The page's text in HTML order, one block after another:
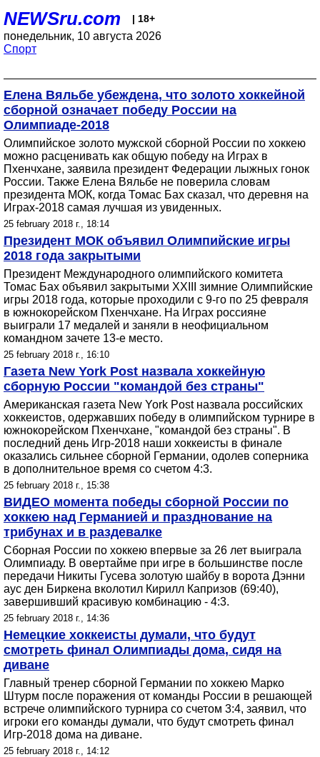
NEWSru.com | 18+
понедельник, 10 августа 2026
Спорт
Елена Вяльбе убеждена, что золото хоккейной
сборной означает победу России на
Олимпиаде-2018
Олимпийское золото мужской сборной России по хоккею
можно расценивать как общую победу на Играх в
Пхенчхане, заявила президент Федерации лыжных гонок
России. Также Елена Вяльбе не поверила словам
президента МОК, когда Томас Бах сказал, что деревня на
Играх-2018 самая лучшая из увиденных.
25 february 2018 г., 18:14
Президент МОК объявил Олимпийские игры
2018 года закрытыми
Президент Международного олимпийского комитета
Томас Бах объявил закрытыми XXIII зимние Олимпийские
игры 2018 года, которые проходили с 9-го по 25 февраля
в южнокорейском Пхенчхане. На Играх россияне
выиграли 17 медалей и заняли в неофициальном
командном зачете 13-е место.
25 february 2018 г., 16:10
Газета New York Post назвала хоккейную
сборную России "командой без страны"
Американская газета New York Post назвала российских
хоккеистов, одержавших победу в олимпийском турнире в
южнокорейском Пхенчхане, "командой без страны". В
последний день Игр-2018 наши хоккеисты в финале
оказались сильнее сборной Германии, одолев соперника
в дополнительное время со счетом 4:3.
25 february 2018 г., 15:38
ВИДЕО момента победы сборной России по
хоккею над Германией и празднование на
трибунах и в раздевалке
Сборная России по хоккею впервые за 26 лет выиграла
Олимпиаду. В овертайме при игре в большинстве после
передачи Никиты Гусева золотую шайбу в ворота Дэнни
аус ден Биркена вколотил Кирилл Капризов (69:40),
завершивший красивую комбинацию - 4:3.
25 february 2018 г., 14:36
Немецкие хоккеисты думали, что будут
смотреть финал Олимпиады дома, сидя на
диване
Главный тренер сборной Германии по хоккею Марко
Штурм после поражения от команды России в решающей
встрече олимпийского турнира со счетом 3:4, заявил, что
игроки его команды думали, что будут смотреть финал
Игр-2018 дома на диване.
25 february 2018 г., 14:12